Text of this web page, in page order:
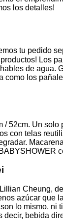
los detalles!
tu pedido
Los
de agua.
como los
52cm. Un
con telas
Cheung,
azúcar que
lo mismo, ni
bebida